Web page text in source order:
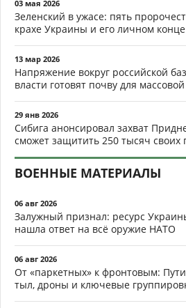
03 мая 2026
Зеленский в ужасе: пять
крахе Украины и его личном
13 мар 2026
Напряжение вокруг российской
власти готовят почву для
29 янв 2026
Сибига анонсировал захват
сможет защитить 250 тысяч своих
ВОЕННЫЕ МАТЕРИАЛЫ
06 авг 2026
Залужный признал: ресурс
нашла ответ на всё оружие НАТО
06 авг 2026
От «паркетных» к фронтовым:
тыл, дроны и ключевые